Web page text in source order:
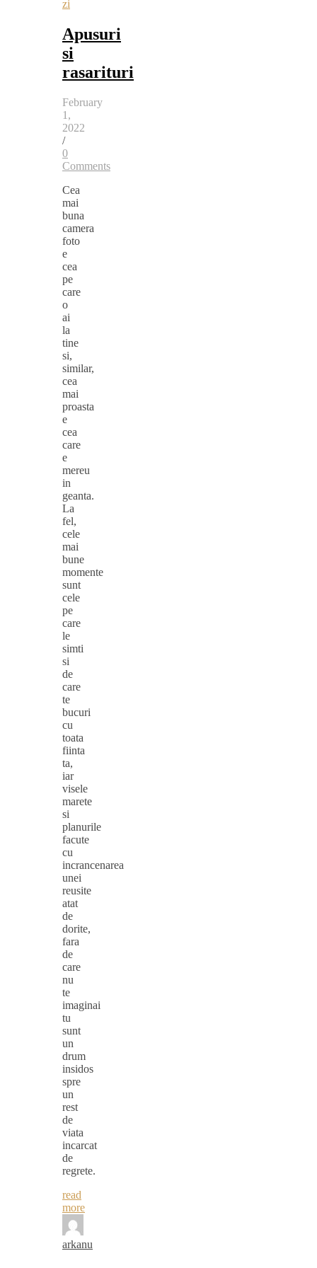
zi
Apusuri
si
rasarituri
February
1,
2022
/
0
Comments
Cea
mai
buna
camera
foto
e
cea
pe
care
o
ai
la
tine
si,
similar,
cea
mai
proasta
e
cea
care
e
mereu
in
geanta.
La
fel,
cele
mai
bune
momente
sunt
cele
pe
care
le
simti
si
de
care
te
bucuri
cu
toata
fiinta
ta,
iar
visele
marete
si
planurile
facute
cu
incrancenarea
unei
reusite
atat
de
dorite,
fara
de
care
nu
te
imaginai
tu
sunt
un
drum
insidos
spre
un
rest
de
viata
incarcat
de
regrete.
read
more
arkanu